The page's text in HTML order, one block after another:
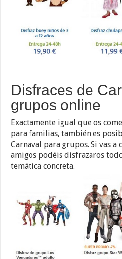
Disfraces de
grupos online
Exactamente igual que os
para familias, también es
Carnaval para grupos. Si vas a
amigos podéis disfrazaros
temática concreta.